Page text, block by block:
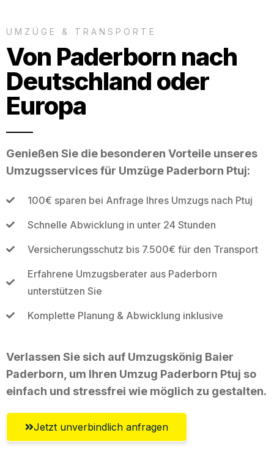
UMZÜGE & TRANSPORTE
Von Paderborn nach
Deutschland oder
Europa
Genießen Sie die besonderen Vorteile unseres
Umzugsservices für Umzüge Paderborn Ptuj:
100€ sparen bei Anfrage Ihres Umzugs nach Ptuj
Schnelle Abwicklung in unter 24 Stunden
Versicherungsschutz bis 7.500€ für den Transport
Erfahrene Umzugsberater aus Paderborn
unterstützen Sie
Komplette Planung & Abwicklung inklusive
Verlassen Sie sich auf Umzugskönig Baier
Paderborn, um Ihren Umzug Paderborn Ptuj so
einfach und stressfrei wie möglich zu gestalten.
Jetzt unverbindlich anfragen